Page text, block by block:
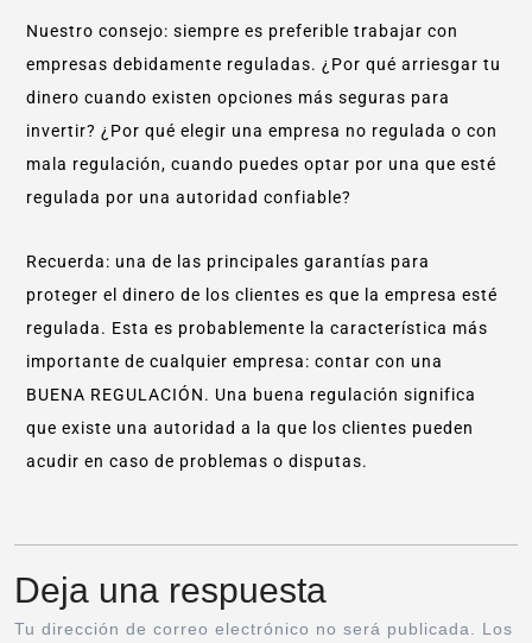
Nuestro consejo: siempre es preferible trabajar con
empresas debidamente reguladas. ¿Por qué arriesgar tu
dinero cuando existen opciones más seguras para
invertir? ¿Por qué elegir una empresa no regulada o con
mala regulación, cuando puedes optar por una que esté
regulada por una autoridad confiable?
Recuerda: una de las principales garantías para
proteger el dinero de los clientes es que la empresa esté
regulada. Esta es probablemente la característica más
importante de cualquier empresa: contar con una
BUENA REGULACIÓN. Una buena regulación significa
que existe una autoridad a la que los clientes pueden
acudir en caso de problemas o disputas.
Deja una respuesta
Tu dirección de correo electrónico no será publicada.
Los